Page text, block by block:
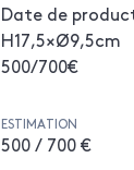
Date de
H17,5×Ø9,5cm
500/700€
ESTIMATION
500 / 700 €